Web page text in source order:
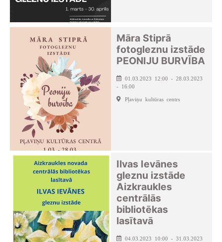
Māra Stiprā
fotogleznu izstāde
PEONIJU BURVĪBA
01.03.2023 12:00 - 28.03.2023
- 16:00
Pļaviņu kultūras centrs
Ilvas Ievānes
gleznu izstāde
Aizkraukles
centrālās
bibliotēkas
lasītavā
04.03.2023 10:00 - 31.03.2023